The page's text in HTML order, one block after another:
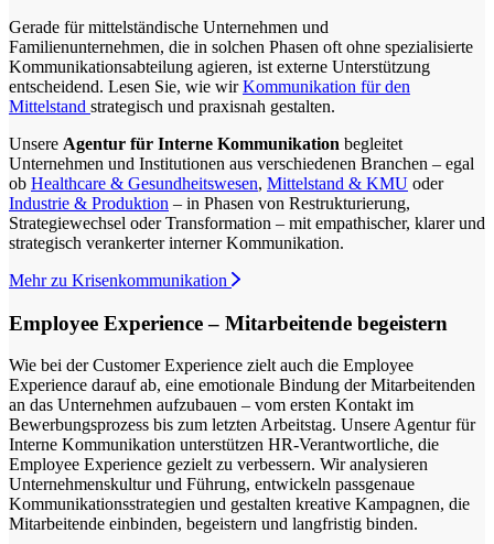
Gerade für mittelständische Unternehmen und
Familienunternehmen, die in solchen Phasen oft ohne spezialisierte
Kommunikationsabteilung agieren, ist externe Unterstützung
entscheidend. Lesen Sie, wie wirKommunikation für den
Mittelstand strategisch und praxisnah gestalten.
Unsere Agentur für Interne Kommunikation begleitet
Unternehmen und Institutionen aus verschiedenen Branchen – egal
ob Healthcare & Gesundheitswesen, Mittelstand & KMU oder
Industrie & Produktion – in Phasen von Restrukturierung,
Strategiewechsel oder Transformation – mit empathischer, klarer und
strategisch verankerter interner Kommunikation.
Mehr zu Krisenkommunikation
Employee Experience – Mitarbeitende begeistern
Wie bei der Customer Experience zielt auch die Employee
Experience darauf ab, eine emotionale Bindung der Mitarbeitenden
an das Unternehmen aufzubauen – vom ersten Kontakt im
Bewerbungsprozess bis zum letzten Arbeitstag. Unsere Agentur für
Interne Kommunikation unterstützen HR-Verantwortliche, die
Employee Experience gezielt zu verbessern. Wir analysieren
Unternehmenskultur und Führung, entwickeln passgenaue
Kommunikationsstrategien und gestalten kreative Kampagnen, die
Mitarbeitende einbinden, begeistern und langfristig binden.